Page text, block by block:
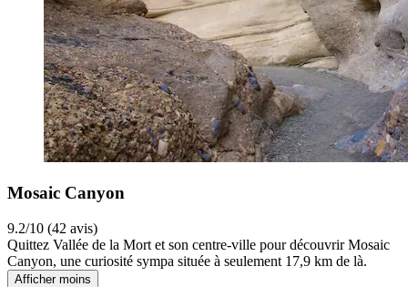
Mosaic Canyon
9.2/10 (42 avis)
Quittez Vallée de la Mort et son centre-ville pour découvrir Mosaic
Canyon, une curiosité sympa située à seulement 17,9 km de là.
Afficher moins